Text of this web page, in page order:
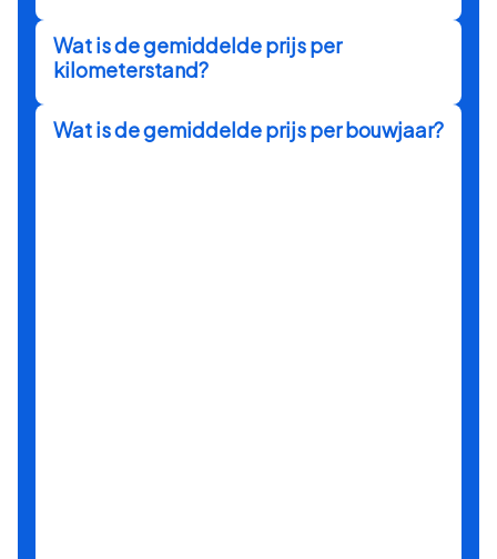
Wat is de gemiddelde prijs per
kilometerstand?
Wat is de gemiddelde prijs per bouwjaar?